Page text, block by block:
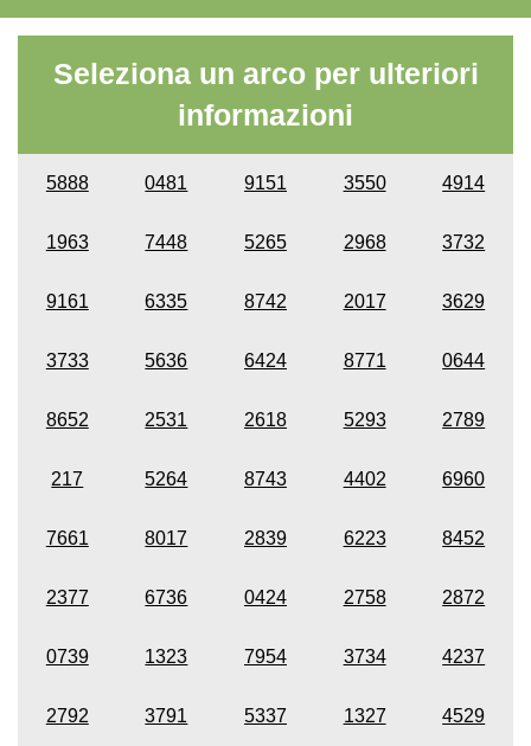
Seleziona un arco per ulteriori
informazioni
5888 0481 9151 3550 4914
1963 7448 5265 2968 3732
9161 6335 8742 2017 3629
3733 5636 6424 8771 0644
8652 2531 2618 5293 2789
217 5264 8743 4402 6960
7661 8017 2839 6223 8452
2377 6736 0424 2758 2872
0739 1323 7954 3734 4237
2792 3791 5337 1327 4529